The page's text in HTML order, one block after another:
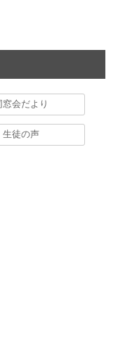
窓会だより
生徒の声